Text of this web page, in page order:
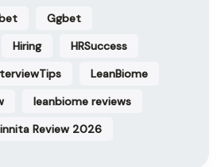
Ggbet
Hiring
HRSuccess
LeanBiome
leanbiome reviews
Review 2026